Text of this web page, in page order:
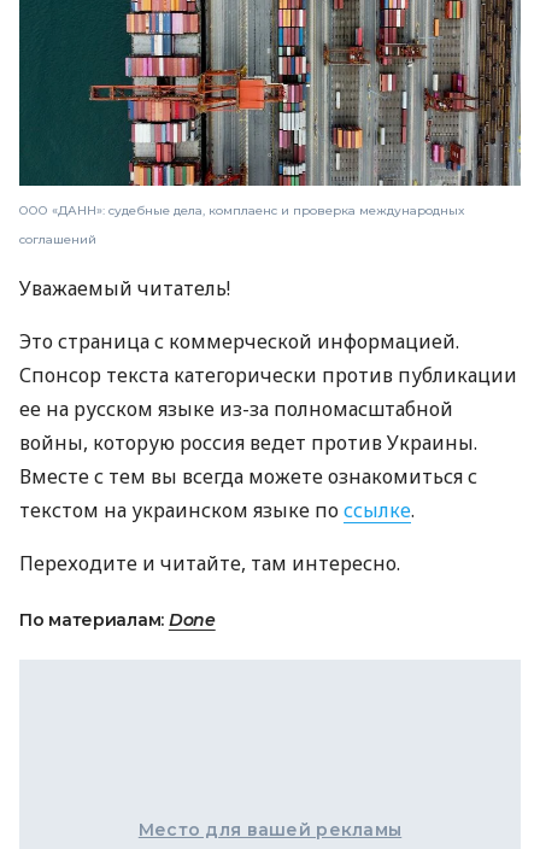
ООО «ДАНН»: судебные дела, комплаенс и проверка международных
соглашений
Уважаемый читатель!
Это страница с коммерческой информацией.
Спонсор текста категорически против публикации
ее на русском языке из-за полномасштабной
войны, которую россия ведет против Украины.
Вместе с тем вы всегда можете ознакомиться с
текстом на украинском языке поссылке.
Переходите и читайте, там интересно.
По материалам: Done
Место для вашей рекламы